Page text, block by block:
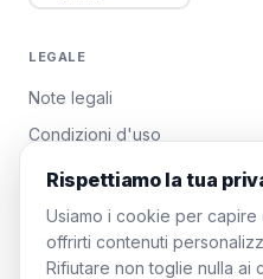
LEGALE
Note legali
Condizioni d'uso
Politica sulla privacy
Gestisci i cookie
Rispettiamo la tua
Usiamo i cookie per
offrirti contenuti
Rifiutare non toglie nulla ai